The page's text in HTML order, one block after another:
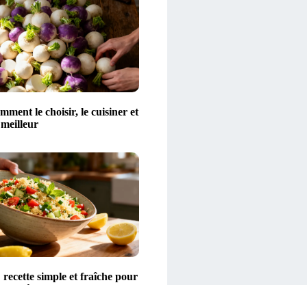
le choisir, le cuisiner et
simple et fraîche pour